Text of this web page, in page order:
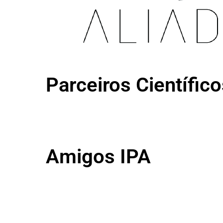
Parceiros
Amigos IPA